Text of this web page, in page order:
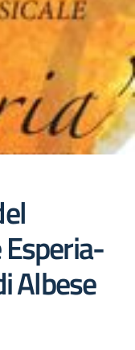
Albese